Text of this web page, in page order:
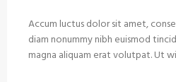
Accum luctus dolor sit amet,
diam nonummy nibh euismod
magna aliquam erat volutpat. Ut